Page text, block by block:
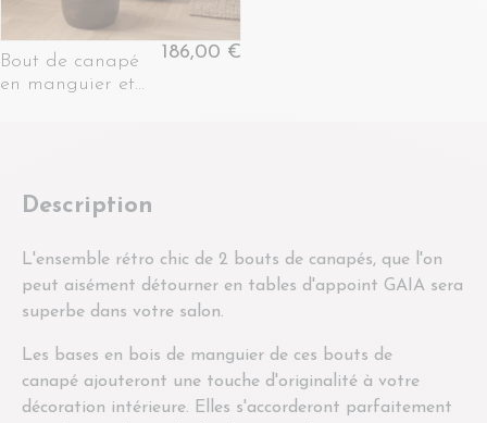
Bout de canapé
en manguier et
186,00 €
Description
L'ensemble rétro chic de 2 bouts de canapés, que l'on
peut aisément détourner en tables d'appoint GAIA sera
superbe dans votre salon.
Les bases en bois de manguier de ces bouts de
canapé ajouteront une touche d'originalité à votre
décoration intérieure. Elles s'accorderont parfaitement